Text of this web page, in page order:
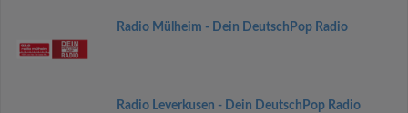
Radio Mülheim - Dein DeutschPop Radio
Radio Leverkusen - Dein DeutschPop Radio